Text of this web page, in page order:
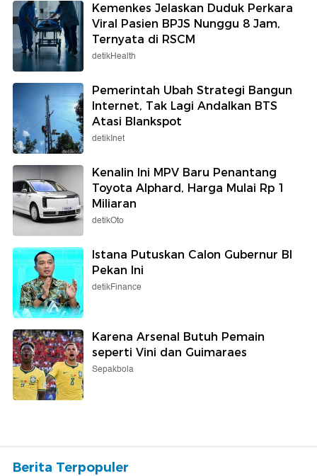
Kemenkes Jelaskan Duduk Perkara
Viral Pasien BPJS Nunggu 8 Jam,
Ternyata di RSCM
detikHealth
Pemerintah Ubah Strategi Bangun
Internet, Tak Lagi Andalkan BTS
Atasi Blankspot
detikInet
Kenalin Ini MPV Baru Penantang
Toyota Alphard, Harga Mulai Rp 1
Miliaran
detikOto
Istana Putuskan Calon Gubernur BI
Pekan Ini
detikFinance
Karena Arsenal Butuh Pemain
seperti Vini dan Guimaraes
Sepakbola
Berita Terpopuler